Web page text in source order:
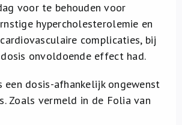
voor te behouden voor
hypercholesterolemie en
complicaties, bij
onvoldoende effect had.
dosis-afhankelijk ongewenst
Zoals vermeld in de Folia van